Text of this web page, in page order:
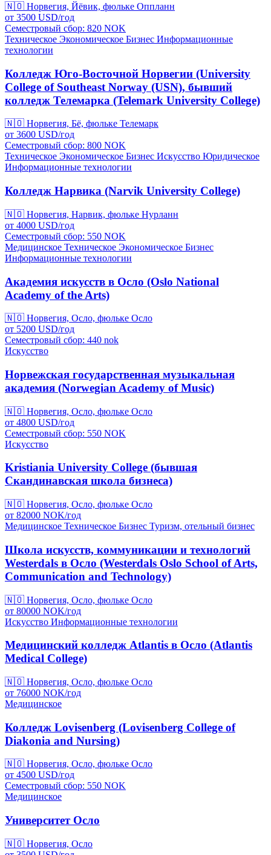
🇳🇴 Норвегия, Йёвик, фюльке Оппланн
от 3500 USD/год
Семестровый сбор: 820 NOK
Техническое Экономическое Бизнес Информационные
технологии
Колледж Юго-Восточной Норвегии (University
College of Southeast Norway (USN), бывший
колледж Телемарка (Telemark University College)
🇳🇴 Норвегия, Бё, фюльке Телемарк
от 3600 USD/год
Семестровый сбор: 800 NOK
Техническое Экономическое Бизнес Искусство Юридическое
Информационные технологии
Колледж Нарвика (Narvik University College)
🇳🇴 Норвегия, Нарвик, фюльке Нурланн
от 4000 USD/год
Семестровый сбор: 550 NOK
Медицинское Техническое Экономическое Бизнес
Информационные технологии
Академия искусств в Осло (Oslo National
Academy of the Arts)
🇳🇴 Норвегия, Осло, фюльке Осло
от 5200 USD/год
Семестровый сбор: 440 nok
Искусство
Норвежская государственная музыкальная
академия (Norwegian Academy of Music)
🇳🇴 Норвегия, Осло, фюльке Осло
от 4800 USD/год
Семестровый сбор: 550 NOK
Искусство
Kristiania University College (бывшая
Скандинавская школа бизнеса)
🇳🇴 Норвегия, Осло, фюльке Осло
от 82000 NOK/год
Медицинское Техническое Бизнес Туризм, отельный бизнес
Школа искусств, коммуникации и технологий
Westerdals в Осло (Westerdals Oslo School of Arts,
Communication and Technology)
🇳🇴 Норвегия, Осло, фюльке Осло
от 80000 NOK/год
Искусство Информационные технологии
Медицинский колледж Atlantis в Осло (Atlantis
Medical College)
🇳🇴 Норвегия, Осло, фюльке Осло
от 76000 NOK/год
Медицинское
Колледж Lovisenberg (Lovisenberg College of
Diakonia and Nursing)
🇳🇴 Норвегия, Осло, фюльке Осло
от 4500 USD/год
Семестровый сбор: 550 NOK
Медицинское
Университет Осло
🇳🇴 Норвегия, Осло